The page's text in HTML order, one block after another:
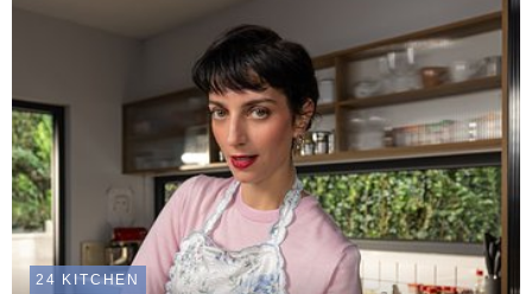
24 KITCHEN